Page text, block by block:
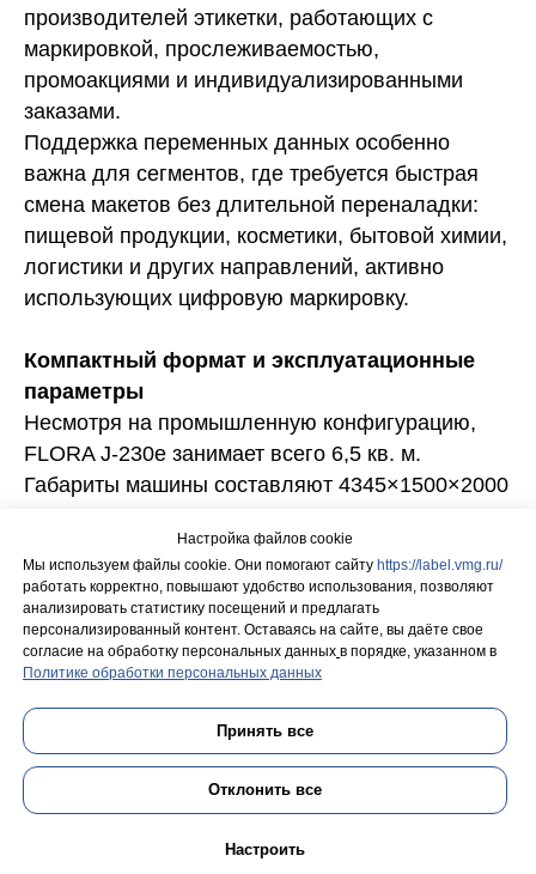
производителей этикетки, работающих с
маркировкой, прослеживаемостью,
промоакциями и индивидуализированными
заказами.
Поддержка переменных данных особенно
важна для сегментов, где требуется быстрая
смена макетов без длительной переналадки:
пищевой продукции, косметики, бытовой химии,
логистики и других направлений, активно
использующих цифровую маркировку.
Компактный формат и эксплуатационные
параметры
Несмотря на промышленную конфигурацию,
FLORA J-230e занимает всего 6,5 кв. м.
Габариты машины составляют 4345×1500×2000
Смотреть все статьи
поиск...
Настройка файлов cookie
Мы используем файлы cookie. Они помогают сайту https://label.vmg.ru/
работать корректно, повышают удобство использования, позволяют
анализировать статистику посещений и предлагать
персонализированный контент. Оставаясь на сайте, вы даёте свое
согласие на обработку персональных данных в порядке, указанном в
Политике обработки персональных данных
Принять все
Отклонить все
Настроить